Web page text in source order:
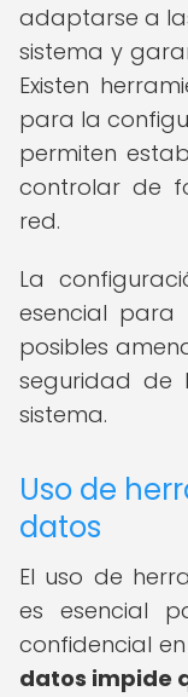
adaptarse a
sistema y
Existen
para la
permiten
controlar de
red.
La
esencial para
posibles
seguridad de
sistema.
Uso de
datos
El uso de
es esencial
confidencial en
datos impide